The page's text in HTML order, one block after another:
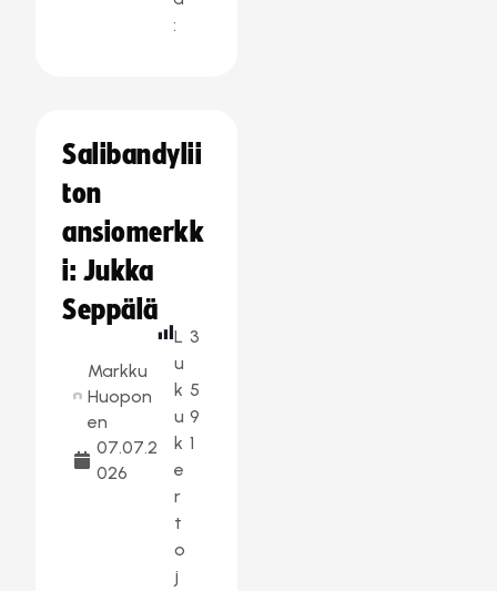
:
Salibandylii
ton
ansiomerkk
i: Jukka
Seppälä
Markku
Huopon
en
07.07.2
026
L
u
k
u
k
e
r
t
o
j
3
5
9
1